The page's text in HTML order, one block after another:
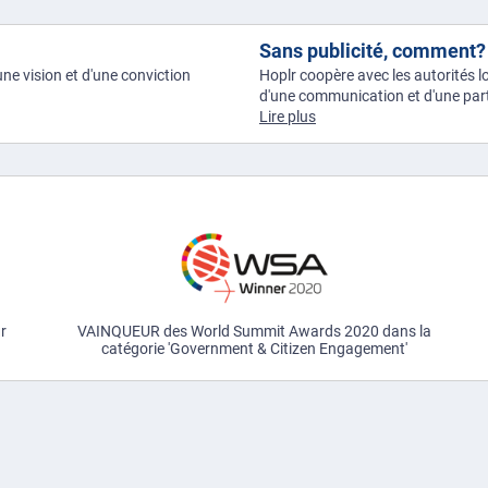
vision et d'une conviction
Sans publicité, comment?
Hoplr coopère avec les autorités
d'une communication et d'une
Lire plus
VAINQUEUR des World Summit Awards 2020 dans la
catégorie 'Government & Citizen Engagement'